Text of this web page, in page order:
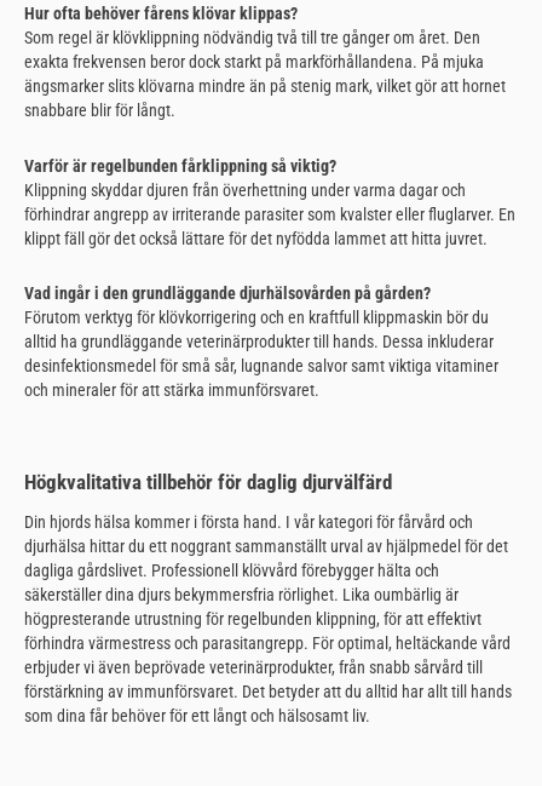
Hur ofta behöver fårens klövar klippas?
Som regel är klövklippning nödvändig två till tre gånger om året. Den
exakta frekvensen beror dock starkt på markförhållandena. På mjuka
ängsmarker slits klövarna mindre än på stenig mark, vilket gör att hornet
snabbare blir för långt.
Varför är regelbunden fårklippning så viktig?
Klippning skyddar djuren från överhettning under varma dagar och
förhindrar angrepp av irriterande parasiter som kvalster eller fluglarver. En
klippt fäll gör det också lättare för det nyfödda lammet att hitta juvret.
Vad ingår i den grundläggande djurhälsovården på gården?
Förutom verktyg för klövkorrigering och en kraftfull klippmaskin bör du
alltid ha grundläggande veterinärprodukter till hands. Dessa inkluderar
desinfektionsmedel för små sår, lugnande salvor samt viktiga vitaminer
och mineraler för att stärka immunförsvaret.
Högkvalitativa tillbehör för daglig djurvälfärd
Din hjords hälsa kommer i första hand. I vår kategori för fårvård och
djurhälsa hittar du ett noggrant sammanställt urval av hjälpmedel för det
dagliga gårdslivet. Professionell klövvård förebygger hälta och
säkerställer dina djurs bekymmersfria rörlighet. Lika oumbärlig är
högpresterande utrustning för regelbunden klippning, för att effektivt
förhindra värmestress och parasitangrepp. För optimal, heltäckande vård
erbjuder vi även beprövade veterinärprodukter, från snabb sårvård till
förstärkning av immunförsvaret. Det betyder att du alltid har allt till hands
som dina får behöver för ett långt och hälsosamt liv.